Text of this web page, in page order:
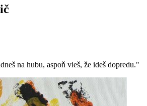
na hubu, aspoň vieš, že ideš dopredu."